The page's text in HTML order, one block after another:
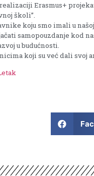
Erasmus+
školi”.
koju smo imali u
samopouzdanje kod
u budućnosti.
koji su već dali svoj